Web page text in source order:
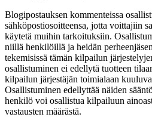
Blogipostauksen kommenteissa
sähköpostiosoitteensa, jotta voittajiin
käytetä muihin tarkoituksiin.
niillä henkilöillä ja heidän
tekemisissä tämän kilpailun
osallistuminen ei edellytä tuotteen
kilpailun järjestäjän toimialaan
Osallistuminen edellyttää näiden
henkilö voi osallistua kilpailuun
vastausten määrästä.